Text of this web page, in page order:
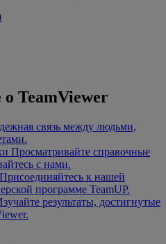
TeamViewer
связь между людьми,
Просматривайте справочные
с нами.
Присоединяйтесь к нашей
программе TeamUP.
результаты, достигнутые